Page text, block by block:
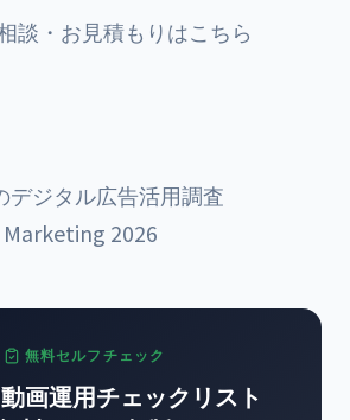
談・お見積もりはこちら
デジタル広告活用調査
2026
無料セルフチェック
画運用チェックリスト